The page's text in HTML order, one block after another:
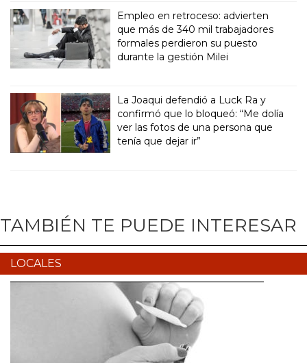
Empleo en retroceso: advierten
que más de 340 mil trabajadores
formales perdieron su puesto
durante la gestión Milei
La Joaqui defendió a Luck Ra y
confirmó que lo bloqueó: “Me dolía
ver las fotos de una persona que
tenía que dejar ir”
TAMBIÉN TE PUEDE INTERESAR
LOCALES